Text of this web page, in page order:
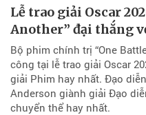
Lễ trao giải Oscar
Another” đại thắng
Bộ phim chính trị “One
công tại lễ trao giải Oscar
giải Phim hay nhất. Đạo
Anderson giành giải Đạo
chuyển thể hay nhất.